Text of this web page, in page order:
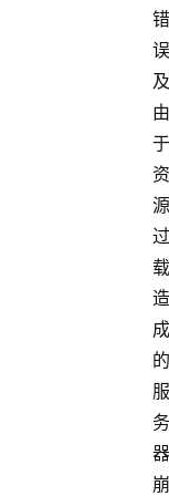
错
误
及
由
于
资
源
过
载
造
成
的
服
务
器
崩